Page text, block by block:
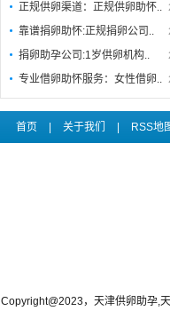
正规供卵渠道：正规供卵助怀..
靠谱捐卵助怀:正规捐卵公司..
捐卵助孕公司:1岁供卵机构..
专业借卵助怀服务：女性借卵..
首页 关于我们 RSS地
Copyright@2023，天津供卵助孕,